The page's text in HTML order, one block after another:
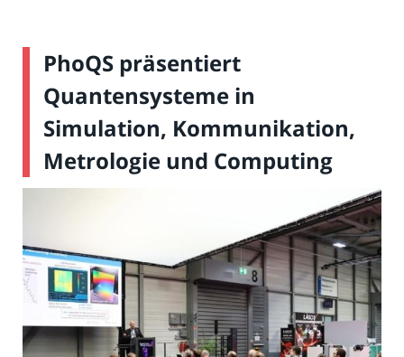
PhoQS präsentiert
Quantensysteme in
Simulation, Kommunikation,
Metrologie und Computing